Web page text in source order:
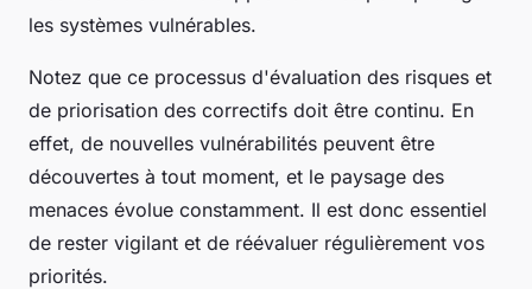
les systèmes vulnérables.
Notez que ce processus d'évaluation des risques et
de priorisation des correctifs doit être continu. En
effet, de nouvelles vulnérabilités peuvent être
découvertes à tout moment, et le paysage des
menaces évolue constamment. Il est donc essentiel
de rester vigilant et de réévaluer régulièrement vos
priorités.